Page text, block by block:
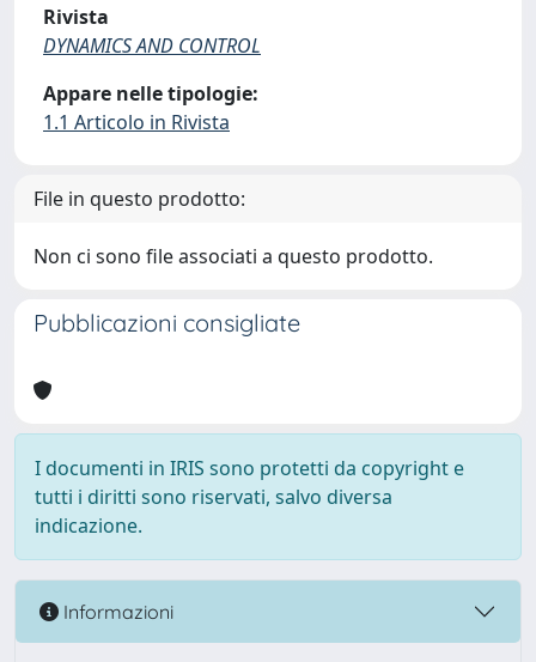
Rivista
DYNAMICS AND CONTROL
Appare nelle tipologie:
1.1 Articolo in Rivista
File in questo prodotto:
Non ci sono file associati a questo prodotto.
Pubblicazioni consigliate
I documenti in IRIS sono protetti da copyright e
tutti i diritti sono riservati, salvo diversa
indicazione.
Informazioni